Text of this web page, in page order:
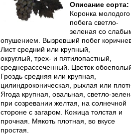
Описание сорта:
Коронка молодого
побега светло-
зеленая со
опушением. Вызревший побег
Лист средний или крупный,
округлый, трех- и пятилопастный,
среднерассеченный. Цветок
Гроздь средняя или крупная,
цилиндроконическая, рыхлая или
Ягода крупная, овальная, светло-
при созре­вании желтая, на солнечной
стороне с загаром. Кожица толстая и
прочная. Мякоть плотная, во вкусе
простая.